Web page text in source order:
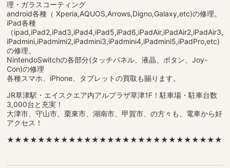
理・ガラスコーティング
android各種（ Xperia,AQUOS,Arrows,Digno,Galaxy,etc)の修理。
iPad各種
（ipad,iPad2,iPad3,iPad4,iPad5,iPad6,iPadAir,iPadAir2,iPadAir3,
iPadmini,iPadmimi2,iPadmini3,iPadmini4,iPadmini5,iPadPro,etc)
の修理。
NintendoSwitchの各部分(タッチパネル、液晶、ボタン、Joy-
Con)の修理
各種スマホ、iPhone、タブレットの買取も賜ります。
JR草津駅・エイスクエア内アルプラザ草津1F！駐車場・駐車台数
3,000台と充実！
大津市、守山市、栗東市、湖南市、甲賀市、の方々も、電車から好
アクセス！